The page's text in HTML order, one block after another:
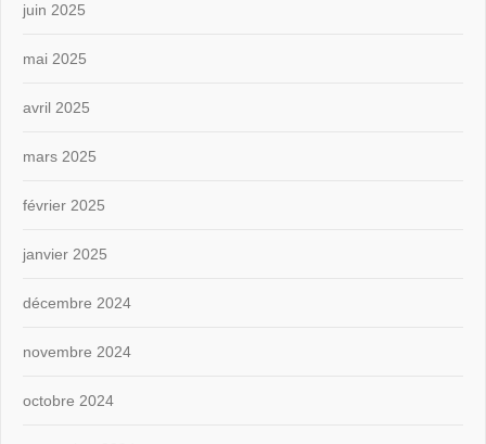
juin 2025
mai 2025
avril 2025
mars 2025
février 2025
janvier 2025
décembre 2024
novembre 2024
octobre 2024